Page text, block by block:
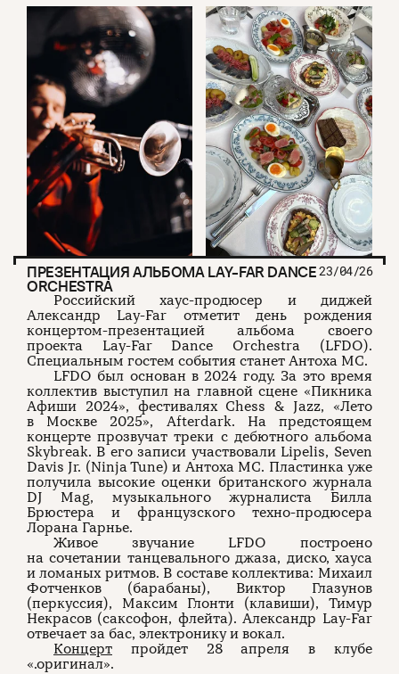
ПРЕЗЕНТАЦИЯ АЛЬБОМА LAY-FAR DANCE
ORCHESTRA
23/04/26
Российский хаус-продюсер и диджей
Александр Lay-Far отметит день рождения
концертом-презентацией альбома своего
проекта Lay-Far Dance Orchestra (LFDO).
Специальным гостем события станет Антоха MC.
LFDO был основан в 2024 году. За это время
коллектив выступил на главной сцене «Пикника
Афиши 2024», фестивалях Chess & Jazz, «Лето
в Москве 2025», Afterdark. На предстоящем
концерте прозвучат треки с дебютного альбома
Skybreak. В его записи участвовали Lipelis, Seven
Davis Jr. (Ninja Tune) и Антоха MC. Пластинка уже
получила высокие оценки британского журнала
DJ Mag, музыкального журналиста Билла
Брюстера и французского техно-продюсера
Лорана Гарнье.
Живое звучание LFDO построено
на сочетании танцевального джаза, диско, хауса
и ломаных ритмов. В составе коллектива: Михаил
Фотченков (барабаны), Виктор Глазунов
(перкуссия), Максим Глонти (клавиши), Тимур
Некрасов (саксофон, флейта). Александр Lay-Far
отвечает за бас, электронику и вокал.
Концерт пройдет 28 апреля в клубе
«.оригинал».